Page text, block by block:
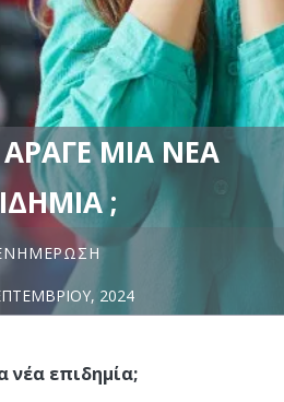
ΆΡΑΓΕ ΜΙΑ ΝΈΑ
;
2024
νέα επιδημία;